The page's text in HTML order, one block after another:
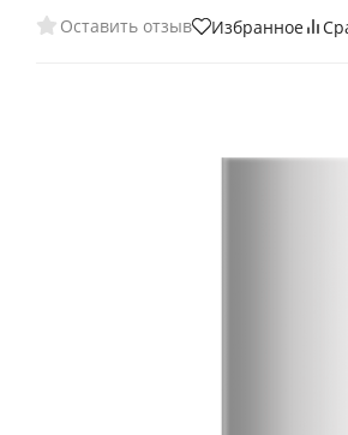
Оставить отзыв Избранное